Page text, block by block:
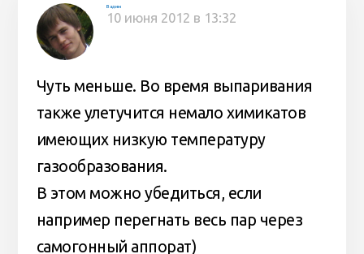
Вадим
10 июня 2012 в 13:32
Чуть меньше. Во время выпаривания
также улетучится немало химикатов
имеющих низкую температуру
газообразования.
В этом можно убедиться, если
например перегнать весь пар через
самогонный аппорат)